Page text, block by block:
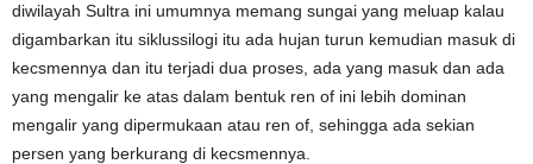
diwilayah Sultra ini umumnya memang sungai yang meluap kalau
digambarkan itu siklussilogi itu ada hujan turun kemudian masuk di
kecsmennya dan itu terjadi dua proses, ada yang masuk dan ada
yang mengalir ke atas dalam bentuk ren of ini lebih dominan
mengalir yang dipermukaan atau ren of, sehingga ada sekian
persen yang berkurang di kecsmennya.